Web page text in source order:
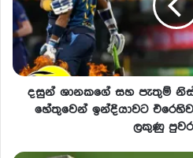
දසුන් ශානකගේ සහ පැතුම්
හේතුවෙන් ඉන්දියාවට එරෙහිව
ලකුණු